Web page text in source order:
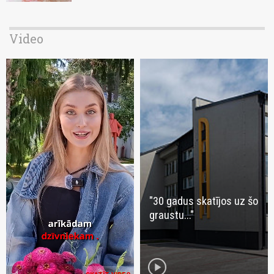
Video
"30 gadus skatījos uz šo
graustu..."
play_circle